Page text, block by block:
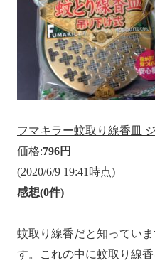
フマキラー蚊取り線香皿
価格:796円
(2020/6/9 19:41時点)
感想(0件)
蚊取り線香だと知ってい
す。これの中に蚊取り線